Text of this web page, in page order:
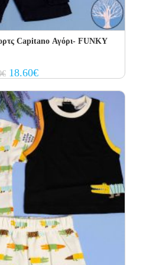
Capitano Αγόρι- FUNKY
€ Original
price
31.00€.
18.60€Current
price
18.60€.